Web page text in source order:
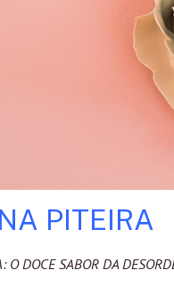
PITEIRA
O DOCE SABOR DA